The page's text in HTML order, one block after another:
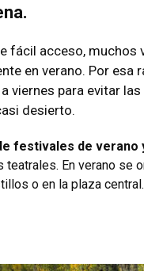
fácil acceso, muchos
en verano. Por esa
viernes para evitar
desierto.
festivales de
En verano se
o en la plaza central.